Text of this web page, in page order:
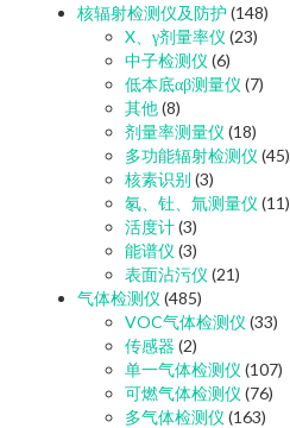
核辐射检测仪及防护 (148)
X、γ剂量率仪 (23)
中子检测仪 (6)
低本底αβ测量仪 (7)
其他(8)
剂量率测量仪 (18)
多功能辐射检测仪 (45)
核素识别 (3)
氡、钍、氚测量仪 (11)
活度计(3)
能谱仪 (3)
表面沾污仪 (21)
气体检测仪 (485)
VOC气体检测仪 (33)
传感器 (2)
单一气体检测仪 (107)
可燃气体检测仪 (76)
多气体检测仪 (163)